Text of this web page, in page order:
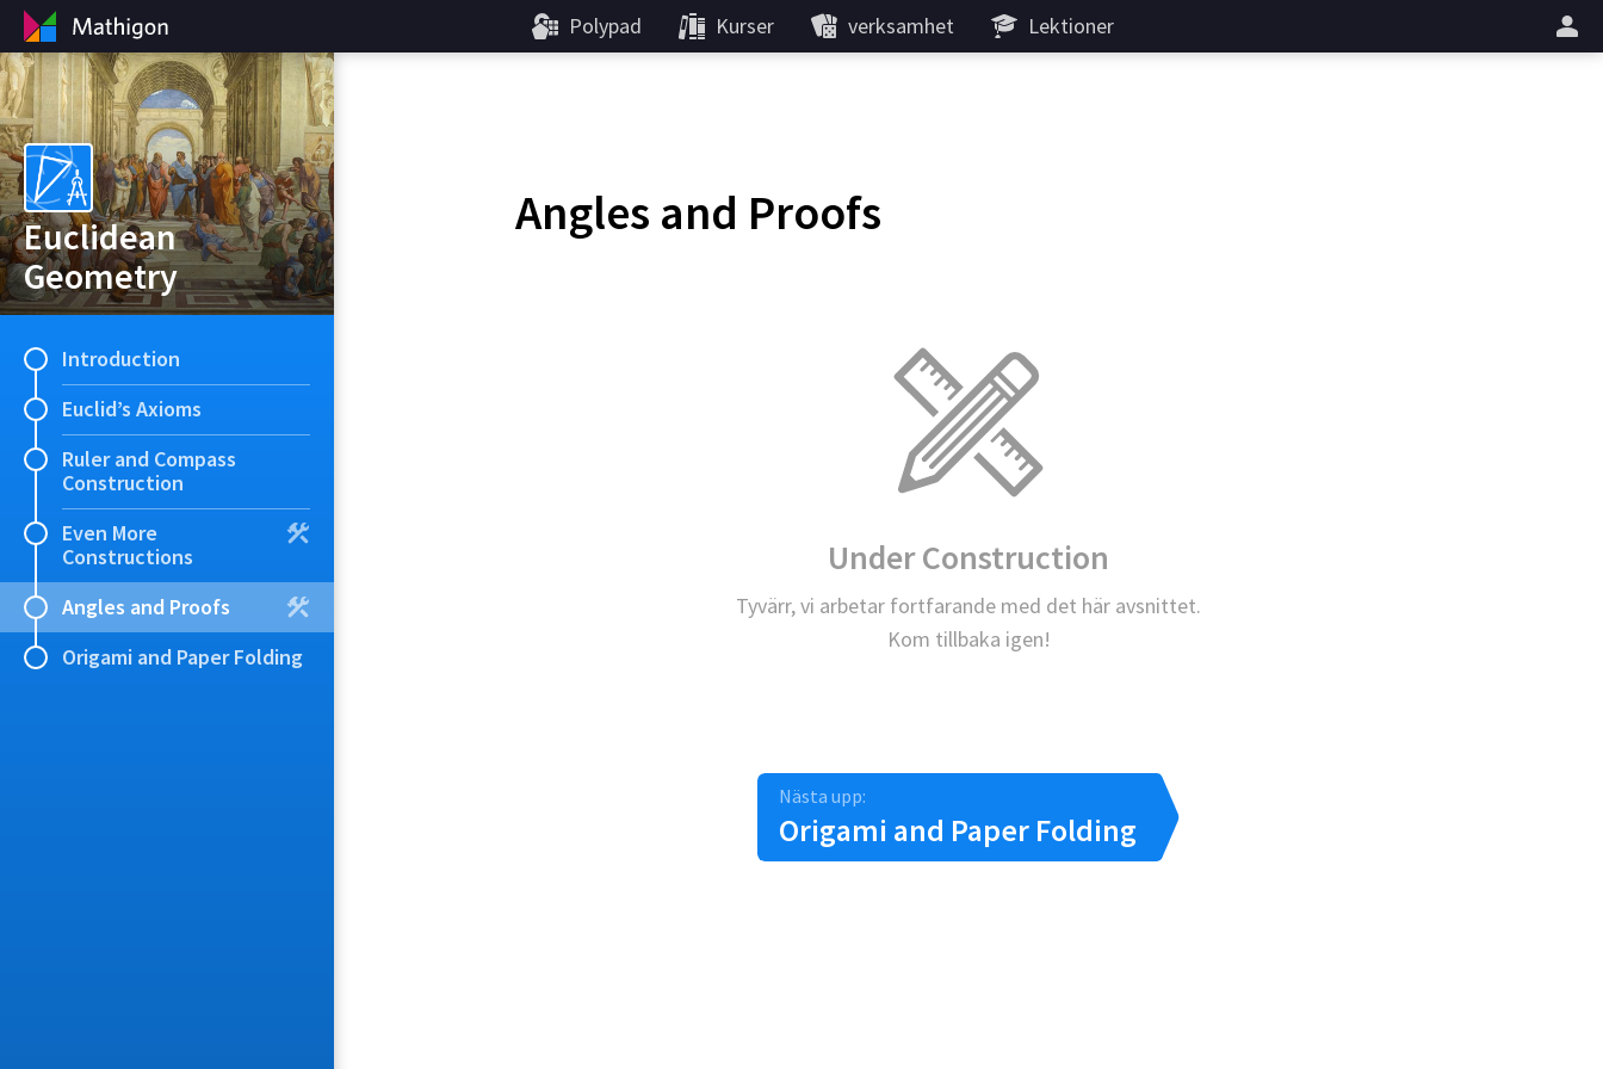
Polypad Kurser verksamhet Lektioner
Euclidean
Geometry
Introduction
Euclid’s Axioms
Ruler and Compass
Construction
Even More
Constructions
Angles and Proofs
Origami and Paper Folding
Angles and Proofs
Under Construction
Tyvärr, vi arbetar fortfarande med det här avsnittet.
Kom tillbaka igen!
Nästa upp:
Origami and Paper Folding